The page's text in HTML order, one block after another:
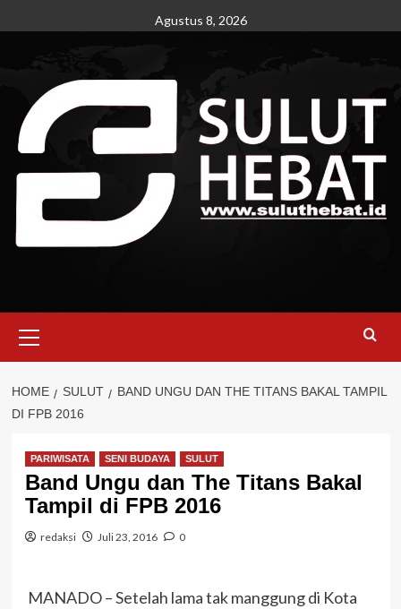
to
Agustus 8, 2026
Menu
HOME SULUT
BAND UNGU DAN THE TITANS BAKAL TAMPIL
DI FPB 2016
PARIWISATA SENI BUDAYA SULUT
Band Ungu dan The Titans Bakal
Tampil di FPB 2016
redaksi Juli 23, 2016 0
MANADO – Setelah lama tak manggung di Kota